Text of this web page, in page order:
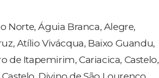
Norte, Águia Branca, Alegre,
Atílio Vivácqua, Baixo Guandu,
de Itapemirim, Cariacica, Castelo,